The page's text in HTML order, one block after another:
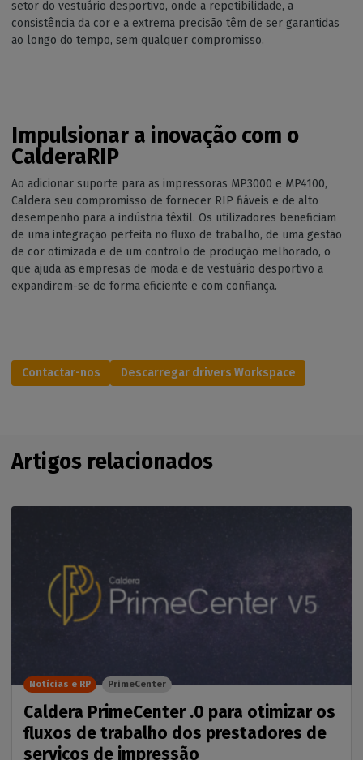
setor do vestuário desportivo, onde a repetibilidade, a
consistência da cor e a extrema precisão têm de ser garantidas
ao longo do tempo, sem qualquer compromisso.
Impulsionar a inovação com o
CalderaRIP
Ao adicionar suporte para as impressoras MP3000 e MP4100,
Caldera seu compromisso de fornecer RIP fiáveis e de alto
desempenho para a indústria têxtil. Os utilizadores beneficiam
de uma integração perfeita no fluxo de trabalho, de uma gestão
de cor otimizada e de um controlo de produção melhorado, o
que ajuda as empresas de moda e de vestuário desportivo a
expandirem-se de forma eficiente e com confiança.
Contactar-nos Descarregar drivers Workspace
Artigos relacionados
Caldera PrimeCenter .0 para otimizar os
fluxos de trabalho dos prestadores de
serviços de impressão
Notícias e RP PrimeCenter